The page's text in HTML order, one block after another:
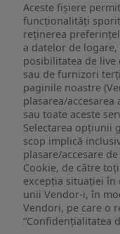
Aceste fișiere
funcționalități
reţinerea
a datelor de
posibilitatea de live
sau de furnizori
paginile noastre
plasarea/
sau toate aceste
Selectarea opțiunii
scop implică
plasare/accesare
Cookie, de către
excepția situației în
unii Vendor-i, în
Vendori, pe care o
“Confidențialitatea